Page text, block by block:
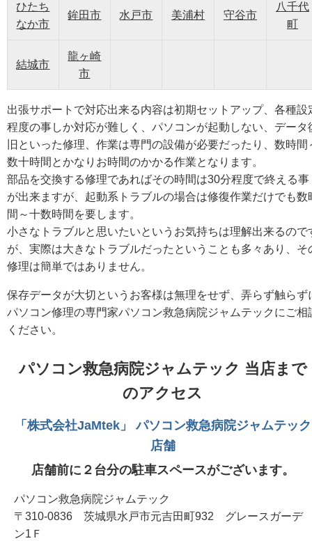
ひたち
なか市
鉾田市 水戸市 美浦村 守谷市
八千代
町
結城市
龍ヶ崎
市
出張サポートで対応出来る内容は初期セットアップ、各種設
程度の事しか対応が難しく、パソコンが起動しない、データ
旧といった修理、作業は専門の設備が必要だったり、数時間
数十時間とかなりお時間のかかる作業となります。
部品を交換する修理であればその時間は30分程度で終える事
が出来ますが、起動系トラブルの場合は修復作業だけでも数
間～十数時間を要します。
小さなトラブルと思いたいというお気持ちは理解出来るので
が、実際は大きなトラブルだったということも多々あり、そ
修理は簡単ではありません。
保存データが大切というお客様は無理をせず、弄らず触らず
パソコン修理の専門家パソコン救急病院ジャムテックにご相
ください。
パソコン救急病院ジャムテック 当店まで
のアクセス
「株式会社JaMtek」 パソコン救急病院ジャムテック
店舗
店舗前に２台分の駐車スペースがございます。
パソコン救急病院ジャムテック
〒310-0836 茨城県水戸市元吉田町932 グレースガーデ
ン1Ｆ